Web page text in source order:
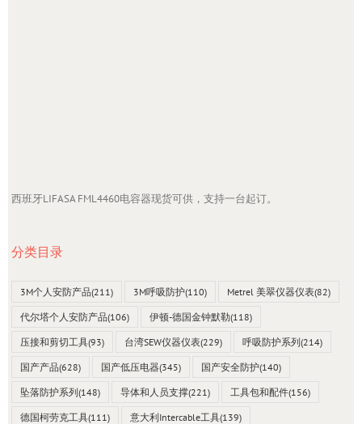
西班牙LIFASA FML4460电容器现货可供，支持一台起订。
分类目录
3M个人安防产品(211) 3M呼吸防护(110) Metrel 美翠仪器仪表(82)
代尔塔个人安防产品(106) 伊顿-德国金钟默勒(118)
压接和剪切工具(93) 台湾SEW仪器仪表(229) 呼吸防护系列(214)
国产产品(628) 国产低压电器(345) 国产安全防护(140)
坠落防护系列(148) 导体和人员支撑(221) 工具包和配件(156)
德国柯劳克工具(111) 意大利Intercable工具(139)